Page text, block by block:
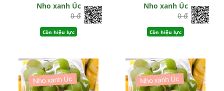
Nho xanh Úc
0 đ
Còn hiệu lực
Nho xanh Úc
0 đ
Còn hiệu lực